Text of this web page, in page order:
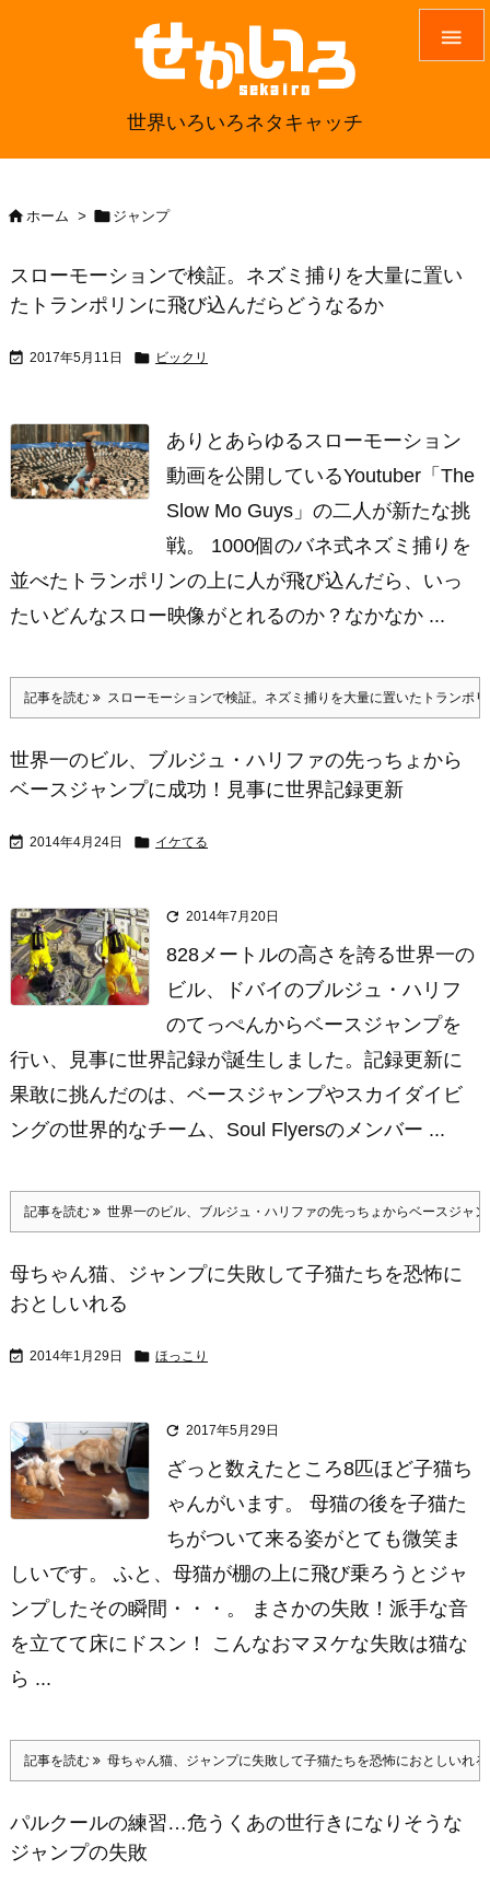
世界いろいろネタキャッチ

ホーム >  ジャンプ
スローモーションで検証。ネズミ捕りを大量に置い
たトランポリンに飛び込んだらどうなるか
 2017年5月11日  ビックリ
ありとあらゆるスローモーション
動画を公開しているYoutuber「The
Slow Mo Guys」の二人が新たな挑
戦。 1000個のバネ式ネズミ捕りを
並べたトランポリンの上に人が飛び込んだら、いっ
たいどんなスロー映像がとれるのか？なかなか ...
記事を読む スローモーションで検証。ネズミ捕りを大量に置いたトランポ
世界一のビル、ブルジュ・ハリファの先っちょから
ベースジャンプに成功！見事に世界記録更新
 2014年4月24日  イケてる
 2014年7月20日
828メートルの高さを誇る世界一の
ビル、ドバイのブルジュ・ハリフ
のてっぺんからベースジャンプを
行い、見事に世界記録が誕生しました。記録更新に
果敢に挑んだのは、ベースジャンプやスカイダイビ
ングの世界的なチーム、Soul Flyersのメンバー ...
記事を読む 世界一のビル、ブルジュ・ハリファの先っちょからベースジャ
母ちゃん猫、ジャンプに失敗して子猫たちを恐怖に
おとしいれる
 2014年1月29日  ほっこり
 2017年5月29日
ざっと数えたところ8匹ほど子猫ち
ゃんがいます。 母猫の後を子猫た
ちがついて来る姿がとても微笑ま
しいです。 ふと、母猫が棚の上に飛び乗ろうとジャ
ンプしたその瞬間・・・。 まさかの失敗！派手な音
を立てて床にドスン！ こんなおマヌケな失敗は猫な
ら ...
記事を読む 母ちゃん猫、ジャンプに失敗して子猫たちを恐怖におとしいれる
パルクールの練習…危うくあの世行きになりそうな
ジャンプの失敗